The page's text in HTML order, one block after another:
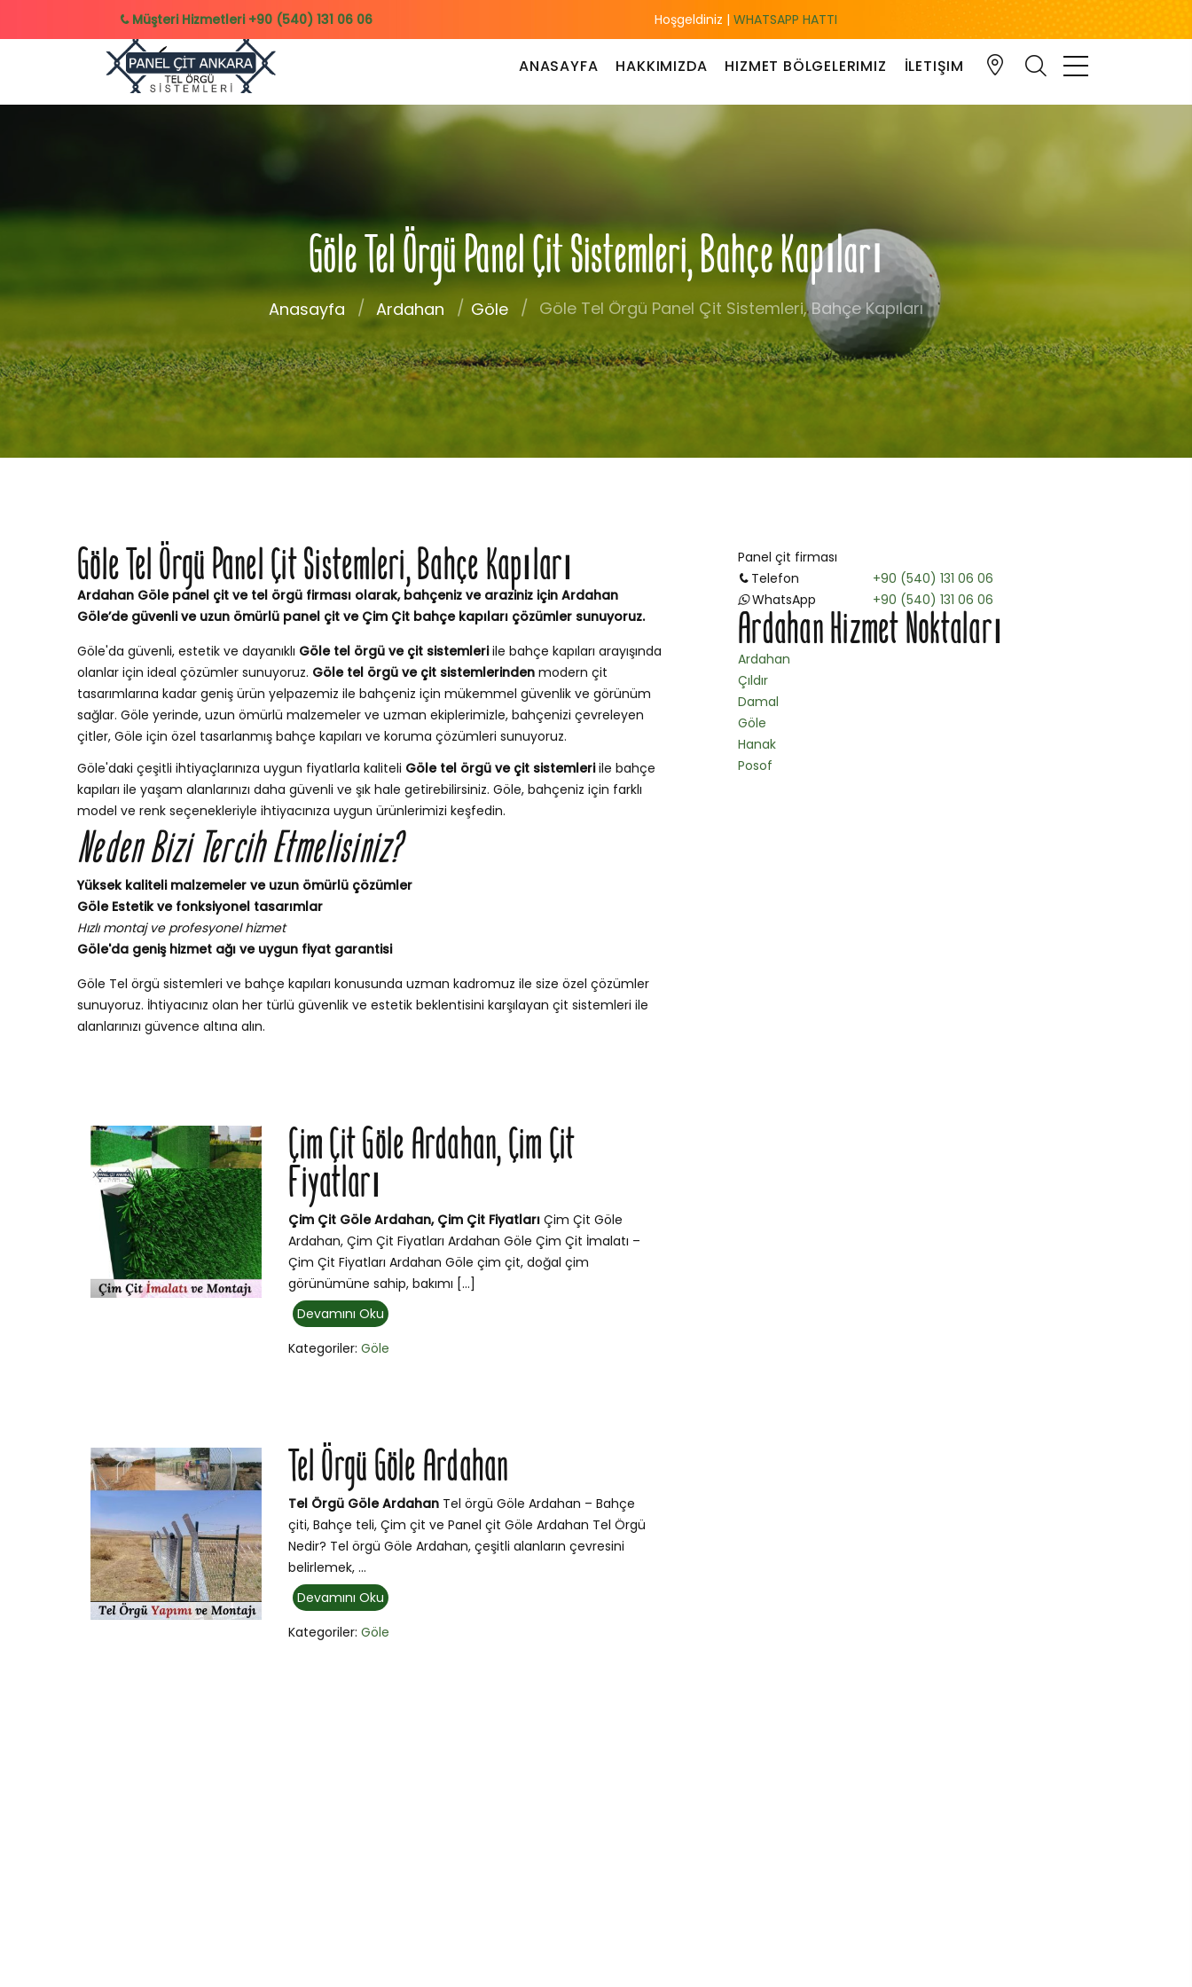
Müşteri Hizmetleri +90 (540) 131 06 06 Hoşgeldiniz | WHATSAPP HATTI
ANASAYFA HAKKIMIZDA HIZMET BÖLGELERIMIZ İLETIŞIM
Göle Tel Örgü Panel Çit Sistemleri, Bahçe Kapıları
Anasayfa Ardahan Göle Göle Tel Örgü Panel Çit Sistemleri, Bahçe Kapıları
Panel çit firması
Telefon
+90 (540) 131 06 06
WhatsApp
+90 (540) 131 06 06
Ardahan Hizmet Noktaları
Ardahan
Çıldır
Damal
Göle
Hanak
Posof
Göle Tel Örgü Panel Çit Sistemleri, Bahçe Kapıları
Ardahan Göle panel çit ve tel örgü firması olarak, bahçeniz ve araziniz için Ardahan
Göle’de güvenli ve uzun ömürlü panel çit ve Çim Çit bahçe kapıları çözümler sunuyoruz.
Göle'da güvenli, estetik ve dayanıklı Göle tel örgü ve çit sistemleriile bahçe kapıları arayışında
olanlar için ideal çözümler sunuyoruz. Göle tel örgü ve çit sistemlerinden modern çit
tasarımlarına kadar geniş ürün yelpazemiz ile bahçeniz için mükemmel güvenlik ve görünüm
sağlar. Göle yerinde, uzun ömürlü malzemeler ve uzman ekiplerimizle, bahçenizi çevreleyen
çitler, Göle için özel tasarlanmış bahçe kapıları ve koruma çözümleri sunuyoruz.
Göle'daki çeşitli ihtiyaçlarınıza uygun fiyatlarla kaliteli Göle tel örgü ve çit sistemleriile bahçe
kapıları ile yaşam alanlarınızı daha güvenli ve şık hale getirebilirsiniz. Göle, bahçeniz için farklı
model ve renk seçenekleriyle ihtiyacınıza uygun ürünlerimizi keşfedin.
Neden Bizi Tercih Etmelisiniz?
Yüksek kaliteli malzemeler ve uzun ömürlü çözümler
Göle Estetik ve fonksiyonel tasarımlar
Hızlı montaj ve profesyonel hizmet
Göle'da geniş hizmet ağı ve uygun fiyat garantisi
Göle Tel örgü sistemleri ve bahçe kapıları konusunda uzman kadromuz ile size özel çözümler
sunuyoruz. İhtiyacınız olan her türlü güvenlik ve estetik beklentisini karşılayan çit sistemleri ile
alanlarınızı güvence altına alın.
Çim Çit Göle Ardahan, Çim Çit
Fiyatları
Çim Çit Göle Ardahan, Çim Çit Fiyatları Çim Çit Göle
Ardahan, Çim Çit Fiyatları Ardahan Göle Çim Çit İmalatı –
Çim Çit Fiyatları Ardahan Göle çim çit, doğal çim
görünümüne sahip, bakımı […]
Devamını Oku
Kategoriler:Göle
Tel Örgü Göle Ardahan
Tel Örgü Göle Ardahan Tel örgü Göle Ardahan – Bahçe
çiti, Bahçe teli, Çim çit ve Panel çit Göle Ardahan Tel Örgü
Nedir? Tel örgü Göle Ardahan, çeşitli alanların çevresini
belirlemek, ...
Devamını Oku
Kategoriler:Göle